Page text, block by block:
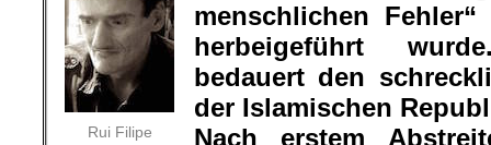
Rui Filipe
menschlichen
herbeigeführt
bedauert den
der Islamischen
Nach erstem